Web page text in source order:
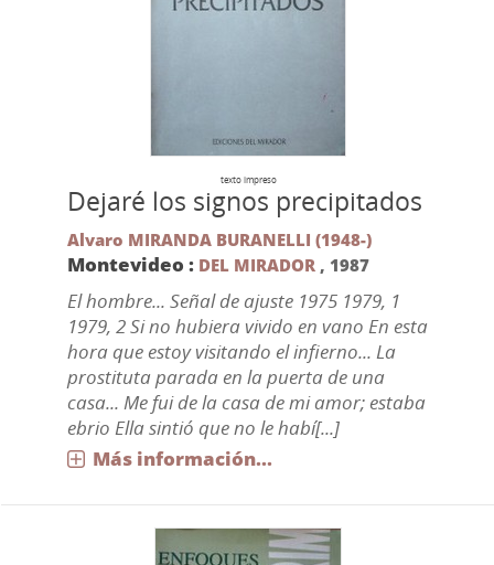
texto impreso
Dejaré los signos precipitados
Alvaro MIRANDA BURANELLI (1948-)
Montevideo : DEL MIRADOR, 1987
El hombre... Señal de ajuste 1975 1979, 1
1979, 2 Si no hubiera vivido en vano En esta
hora que estoy visitando el infierno... La
prostituta parada en la puerta de una
casa... Me fui de la casa de mi amor; estaba
ebrio Ella sintió que no le habí[...]
Más información...